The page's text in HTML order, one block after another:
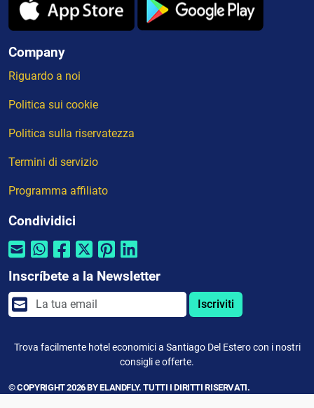
Company
Riguardo a noi
Politica sui cookie
Politica sulla riservatezza
Termini di servizio
Programma affiliato
Condividici
Inscríbete a la Newsletter
Iscriviti
Trova facilmente hotel economici a Santiago Del Estero con i nostri
consigli e offerte.
© COPYRIGHT 2026 BY ELANDFLY. TUTTI I DIRITTI RISERVATI.